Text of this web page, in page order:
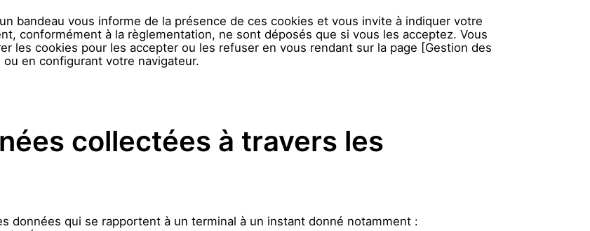
bandeau vous informe de la présence de ces cookies et vous invite à indiquer votre
conformément à la règlementation, ne sont déposés que si vous les acceptez. Vous
les cookies pour les accepter ou les refuser en vous rendant sur la page [Gestion des
en configurant votre navigateur.
collectées à travers les
données qui se rapportent à un terminal à un instant donné notamment :